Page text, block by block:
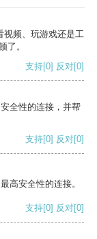
视频、玩游戏还是工
了。
支持[0] 反对[0]
全性的连接，并帮
支持[0] 反对[0]
高安全性的连接。
支持[0] 反对[0]